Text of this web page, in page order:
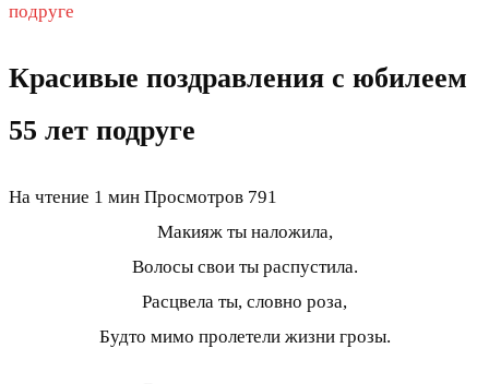
подруге
Красивые поздравления с юбилеем
55 лет подруге
На чтение 1 мин Просмотров 791
Макияж ты наложила,
Волосы свои ты распустила.
Расцвела ты, словно роза,
Будто мимо пролетели жизни грозы.